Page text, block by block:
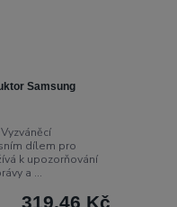
Samsung
dílem pro
k upozorňování
a ...
319,46 Kč